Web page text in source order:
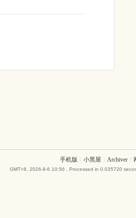
手机版 小黑屋 Archiver
GMT+8, 2026-8-6 10:56 , Processed in 0.035720